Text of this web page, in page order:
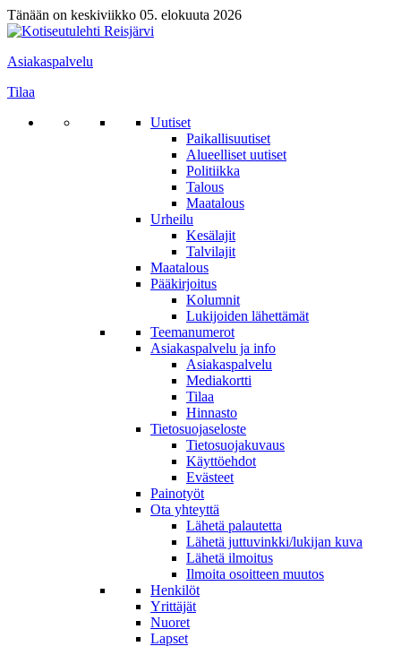
Tänään on keskiviikko 05. elokuuta 2026
Asiakaspalvelu
Tilaa
Uutiset
Paikallisuutiset
Alueelliset uutiset
Politiikka
Talous
Maatalous
Urheilu
Kesälajit
Talvilajit
Maatalous
Pääkirjoitus
Kolumnit
Lukijoiden lähettämät
Teemanumerot
Asiakaspalvelu ja info
Asiakaspalvelu
Mediakortti
Tilaa
Hinnasto
Tietosuojaseloste
Tietosuojakuvaus
Käyttöehdot
Evästeet
Painotyöt
Ota yhteyttä
Lähetä palautetta
Lähetä juttuvinkki/lukijan kuva
Lähetä ilmoitus
Ilmoita osoitteen muutos
Henkilöt
Yrittäjät
Nuoret
Lapset